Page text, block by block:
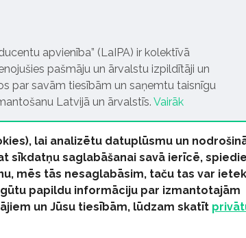
apvienība” (LaIPA) ir kolektīvā
pašmāju un ārvalstu izpildītāji un
par savām tiesībām un saņemtu taisnīgu
Latvijā un ārvalstīs. Vairāk
lai analizētu datuplūsmu un
sīkdatņu saglabāšanai savā ierīcē,
mēs tās nesaglabāsim, taču tas var
papildu informāciju par izmantotajām
un Jūsu tiesībām, lūdzam skatīt